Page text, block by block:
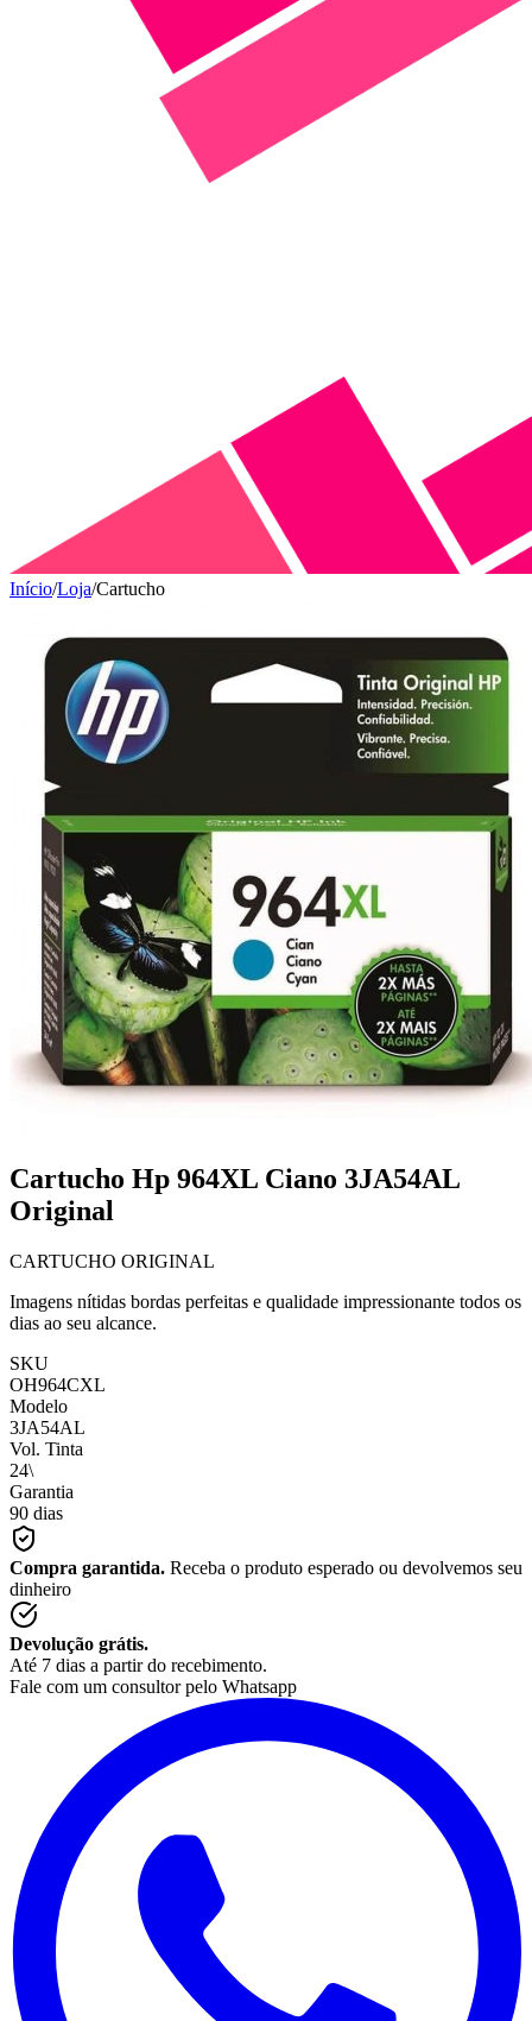
Início/Loja/Cartucho
Cartucho Hp 964XL Ciano 3JA54AL
Original
CARTUCHO ORIGINAL
Imagens nítidas bordas perfeitas e qualidade impressionante todos os
dias ao seu alcance.
SKU
OH964CXL
Modelo
3JA54AL
Vol. Tinta
24\
Garantia
90 dias
Compra garantida. Receba o produto esperado ou devolvemos seu
dinheiro
Devolução grátis.
Até 7 dias a partir do recebimento.
Fale com um consultor pelo Whatsapp